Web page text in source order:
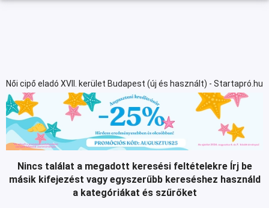
Női cipő eladó XVII. kerület Budapest (új és használt) - Startapró.hu
Nincs találat a megadott keresési feltételekre Írj be
másik kifejezést vagy egyszerűbb kereséshez használd
a kategóriákat és szűrőket